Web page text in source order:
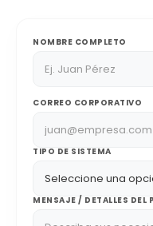
NOMBRE COMPLETO
CORREO CORPORATIVO
TIPO DE SISTEMA
MENSAJE / DETALLES DEL